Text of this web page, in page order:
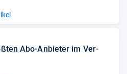
Abo-​Anbie­ter im Ver­